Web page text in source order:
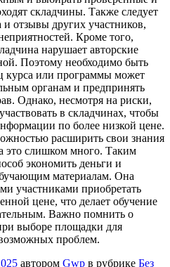
складчины. Также следует
отзывы других участников,
Кроме того,
нарушает авторские
Поэтому необходимо быть
курса или программы может
органам и предпринять
Однако, несмотря на риски,
в складчинах, чтобы
по более низкой цене.
расширить свои знания
это слишком много. Таким
экономить деньги и
материалам. Она
участниками приобретать
цене, что делает обучение
Важно помнить о
выборе площадки для
проблем.
автором Gwp в рубрике Без